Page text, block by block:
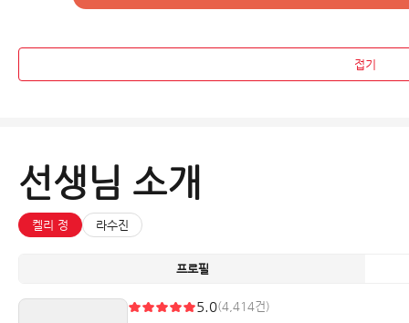
접기
선생님 소개
켈리 정 라수진
프로필
5.0(4,414건)